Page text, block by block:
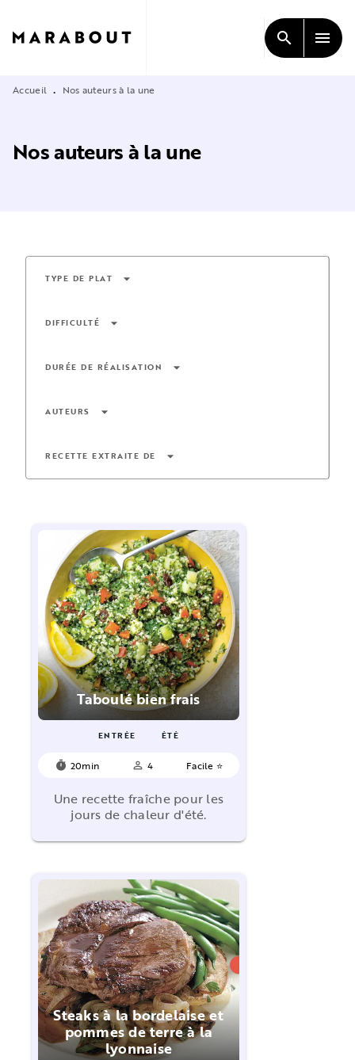
CONTENU
search menu
Accueil • Nos auteurs à la une
Nos auteurs à la une
TYPE DE PLAT arrow_drop_down
DIFFICULTÉ arrow_drop_down
DURÉE DE RÉALISATION arrow_drop_down
AUTEURS arrow_drop_down
RECETTE EXTRAITE DE arrow_drop_down
Taboulé bien frais
ENTRÉE ÉTÉ
timer 20min person_outline 4 Facile ⭐
Une recette fraîche pour les
jours de chaleur d'été.
Steaks à la bordelaise et
pommes de terre à la
lyonnaise